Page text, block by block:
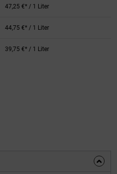
47,25 €* / 1 Liter
44,75 €* / 1 Liter
39,75 €* / 1 Liter